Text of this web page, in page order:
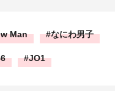
Man なにわ男子
JO1